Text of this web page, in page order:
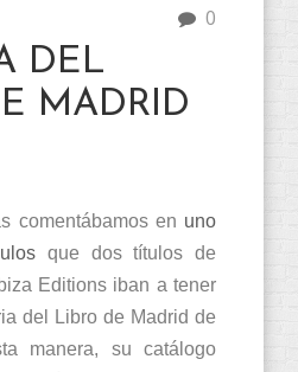
0
DEL
MADRID
comentábamos en uno
que dos títulos de
Editions iban a tener
del Libro de Madrid de
manera, su catálogo